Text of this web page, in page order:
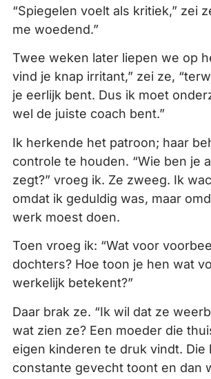
“Spiegelen voelt als kritiek,” zei
me woedend.”
Twee weken later liepen we op
vind je knap irritant,” zei ze,
je eerlijk bent. Dus ik moet
wel de juiste coach bent.”
Ik herkende het patroon; haar
controle te houden. “Wie ben je
zegt?” vroeg ik. Ze zweeg. Ik
omdat ik geduldig was, maar
werk moest doen.
Toen vroeg ik: “Wat voor
dochters? Hoe toon je hen wat
werkelijk betekent?”
Daar brak ze. “Ik wil dat ze
wat zien ze? Een moeder die
eigen kinderen te druk vindt. Die
constante gevecht toont en dan